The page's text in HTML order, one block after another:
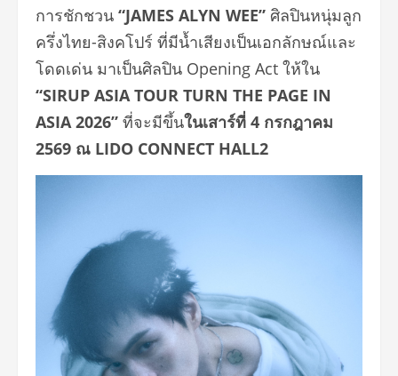
การชักชวน “JAMES ALYN WEE” ศิลปินหนุ่มลูก
ครึ่งไทย-สิงคโปร์ ที่มีน้ำเสียงเป็นเอกลักษณ์และ
โดดเด่น มาเป็นศิลปิน Opening Act ให้ใน
“SIRUP ASIA TOUR TURN THE PAGE IN
ASIA 2026” ที่จะมีขึ้นในเสาร์ที่ 4 กรกฎาคม
2569 ณ LIDO CONNECT HALL2